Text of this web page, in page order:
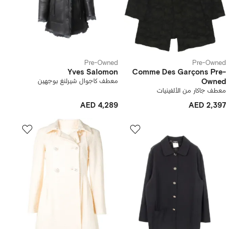
Pre-Owned
Comme Des Garçons Pre-
Owned
معطف جاكار من الألفينيات
AED 2,397
Pre-Owned
Yves Salomon
معطف كاجوال شيرلنغ بوجهين
AED 4,289